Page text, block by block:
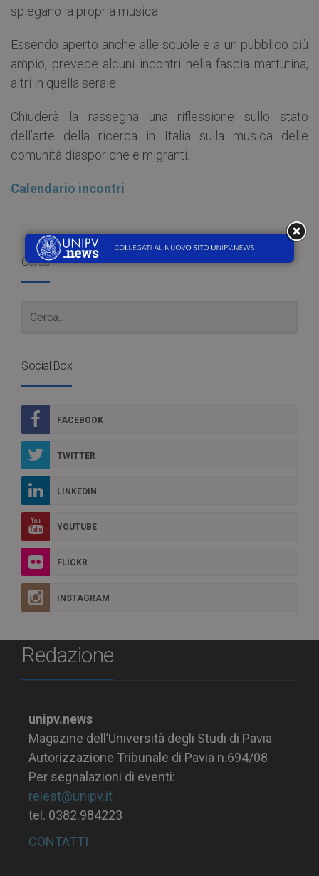
spiegano la propria musica.
Essendo aperto anche alle scuole e a un pubblico più
ampio, prevede alcuni incontri nella fascia mattutina,
altri in quella serale.
Chiuderà la rassegna una riflessione sullo stato
dell’arte della ricerca in Italia sulla musica delle
comunità diasporiche e migranti.
Calendario incontri
Cerca
Social Box
FACEBOOK
TWITTER
LINKEDIN
YOUTUBE
FLICKR
INSTAGRAM
Redazione
unipv.news
Magazine dell’Università degli Studi di Pavia
Autorizzazione Tribunale di Pavia n.694/08
Per segnalazioni di eventi:
relest@unipv.it
tel. 0382.984223
CONTATTI